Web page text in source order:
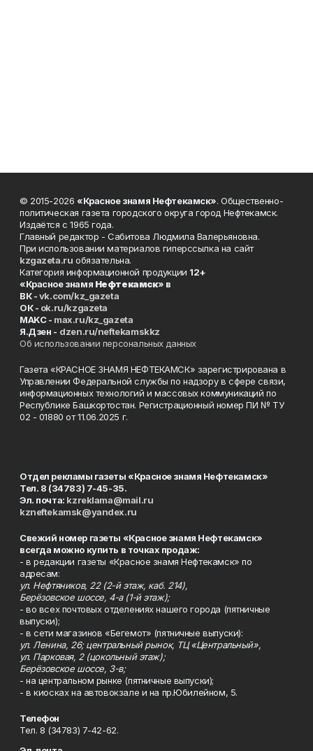
© 2015-2026 «Красное знамя Нефтекамск». Общественно-
политическая газета городского округа город Нефтекамск.
Издаётся с 1965 года.
Главный редактор - Сабитова Людмила Валерьяновна.
При использовании материалов гиперссылка на сайт
kzgazeta.ru обязательна.
Категория информационной продукции 12+
«Красное знамя Нефтекамск» в
ВК -vk.com/kz_gazeta
ОК - ok.ru/kzgazeta
MAKC - max.ru/kz_gazeta
Я.Дзен - dzen.ru/neftekamskkz
Об использовании персональных данных
Газета «КРАСНОЕ ЗНАМЯ НЕФТЕКАМСК» зарегистрирована в
Управлении Федеральной службы по надзору в сфере связи,
информационных технологий и массовых коммуникаций по
Республике Башкортостан. Регистрационный номер ПИ № ТУ
02 - 01880 от 11.06.2025 г.
Отдел рекламы газеты «Красное знамя Нефтекамск»
Тел. 8 (34783) 7-45-35.
Эл. почта: kzreklama@mail.ru
kzneftekamsk@yandex.ru
Свежий номер газеты «Красное знамя Нефтекамск»
всегда можно купить в точках продаж:
- в редакции газеты «Красное знамя Нефтекамск» по
адресам:
ул. Нефтяников, 22 (2-й этаж, каб. 214),
Берёзовское шоссе, 4-а (1-й этаж);
- во всех почтовых отделениях нашего города (пятничные
выпуски);
- в сети магазинов «Бегемот» (пятничные выпуски):
ул. Ленина, 26; центральный рынок, ТЦ «Центральный»,
ул. Парковая, 2 (цокольный этаж);
Берёзовское шоссе, 3-в;
- на центральном рынке (пятничные выпуски);
- в киосках на автовокзале и на пр.Юбилейном, 5.
Телефон
Тел. 8 (34783) 7-42-62.